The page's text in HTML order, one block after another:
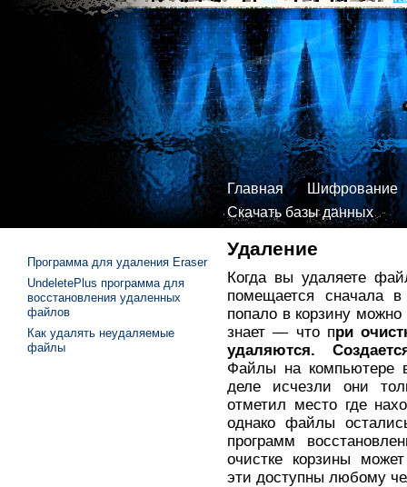
Главная
Шифрование
Скачать базы данных
Удаление
Когда вы удаляете
помещается сначала
попало в корзину
знает — что при
удаляются.
Файлы на компьютере
деле исчезли они
отметил место где
однако файлы
программ
очистке корзины
эти доступны любому
Программа для удаления Eraser
UndeletePlus программа для
восстановления удаленных
файлов
Как удалять неудаляемые
файлы